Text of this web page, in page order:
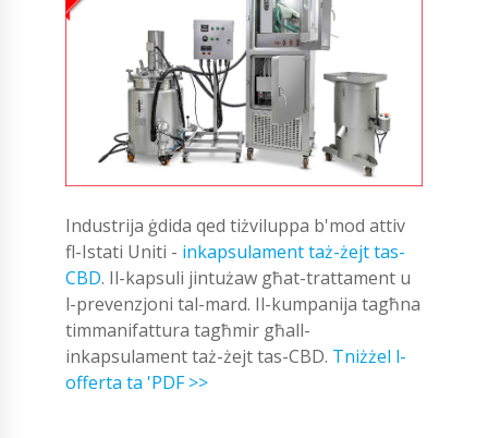
Industrija ġdida qed tiżviluppa b'mod attiv
fl-Istati Uniti - inkapsulament taż-żejt tas-
CBD. Il-kapsuli jintużaw għat-trattament u
l-prevenzjoni tal-mard. Il-kumpanija tagħna
timmanifattura tagħmir għall-
inkapsulament taż-żejt tas-CBD. Tniżżel l-
offerta ta 'PDF >>